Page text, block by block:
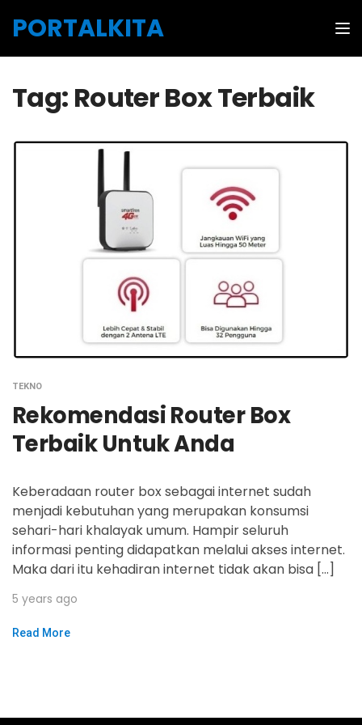
PORTALKITA
Tag: Router Box Terbaik
TEKNO
Rekomendasi Router Box
Terbaik Untuk Anda
Keberadaan router box sebagai internet sudah
menjadi kebutuhan yang merupakan konsumsi
sehari-hari khalayak umum. Hampir seluruh
informasi penting didapatkan melalui akses internet.
Maka dari itu kehadiran internet tidak akan bisa […]
5 years ago
Read More